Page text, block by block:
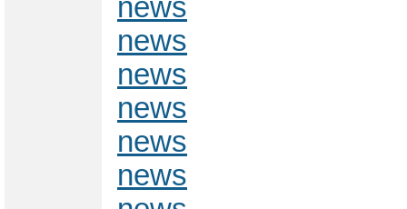
news
news
news
news
news
news